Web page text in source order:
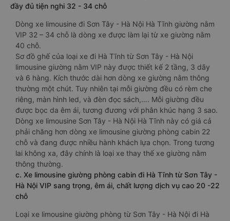
đầy đủ tiện nghi 32 - 34 chỗ
Dòng xe limousine đi Sơn Tây - Hà Nội Hà Tĩnh giường nằm
VIP 32 – 34 chỗ là dòng xe được làm lại từ xe giường nằm
40 chỗ.
Sơ đồ ghế của loại xe đi Hà Tĩnh từ Sơn Tây - Hà Nội
limousine giường nằm VIP này được thiết kế 2 tầng, 3 dãy
và 6 hàng. Kích thước dài hơn dòng xe giường nằm thông
thường một chút. Tuy nhiên tại mỗi giường đều có rèm che
riêng, màn hình led, và đèn đọc sách,…. Mỗi giường đều
được bọc da êm ái, tương đương với phân khúc hạng 3 sao.
Dòng xe limousine Sơn Tây - Hà Nội Hà Tĩnh này có giá cả
phải chăng hơn dòng xe limousine giường phòng cabin 22
chỗ và đang được nhiều hành khách lựa chọn. Trong tương
lai không xa, đây chính là loại xe thay thế xe giường nằm
thông thường.
c. Xe limousine giường phòng cabin đi Hà Tĩnh từ Sơn Tây -
Hà Nội VIP sang trọng, êm ái, chất lượng dịch vụ cao 20 -22
chỗ
Loại xe limousine giường phòng từ Sơn Tây - Hà Nội đi Hà